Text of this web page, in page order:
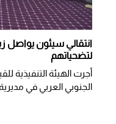
انتقالي سيئون يواصل
لتضحياتهم
أجرت الهيئة التنفيذية
الجنوبي العربي في